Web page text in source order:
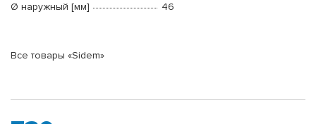
Ø наружный [мм]
46
Все товары «Sidem»